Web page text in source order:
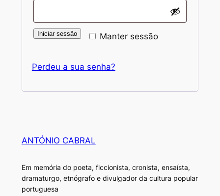
Manter sessão
Iniciar sessão
Perdeu a sua senha?
ANTÓNIO CABRAL
Em memória do poeta, ficcionista, cronista, ensaísta,
dramaturgo, etnógrafo e divulgador da cultura popular
portuguesa